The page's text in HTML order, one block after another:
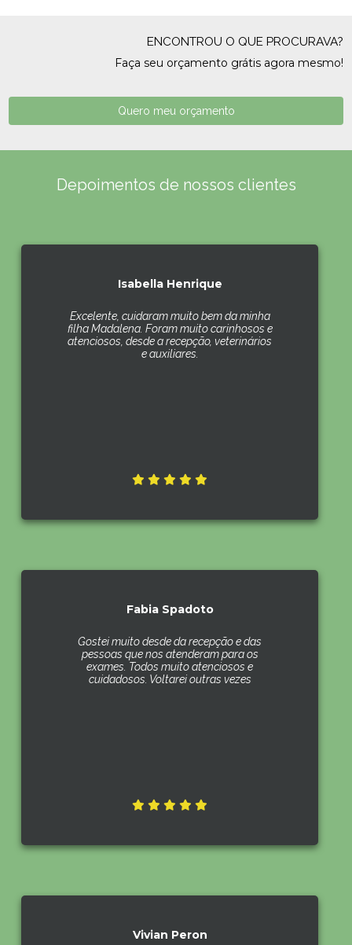
ENCONTROU O QUE PROCURAVA?
Faça seu orçamento grátis agora mesmo!
Quero meu orçamento
Depoimentos de nossos clientes
Isabella Henrique
Excelente, cuidaram muito bem da minha
filha Madalena. Foram muito carinhosos e
atenciosos, desde a recepção, veterinários
e auxiliares.
Fabia Spadoto
Gostei muito desde da recepção e das
pessoas que nos atenderam para os
exames. Todos muito atenciosos e
cuidadosos. Voltarei outras vezes
Vivian Peron